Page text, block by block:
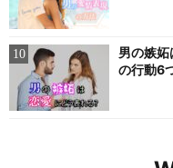
男の嫉
の行動6